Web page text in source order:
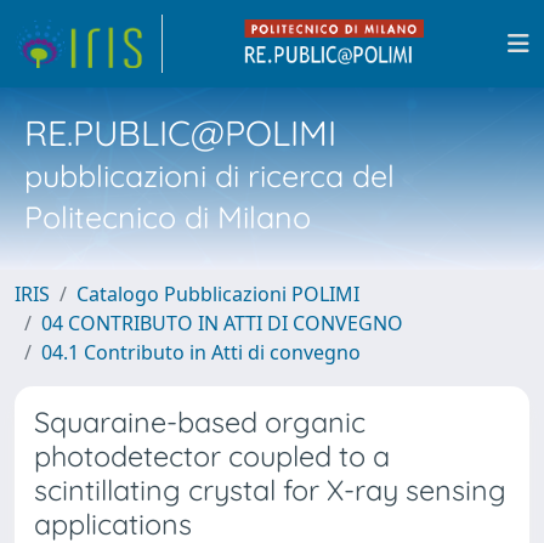
RE.PUBLIC@POLIMI
pubblicazioni di ricerca del
Politecnico di Milano
IRIS
Catalogo Pubblicazioni POLIMI
04 CONTRIBUTO IN ATTI DI CONVEGNO
04.1 Contributo in Atti di convegno
Squaraine-based organic
photodetector coupled to a
scintillating crystal for X-ray sensing
applications